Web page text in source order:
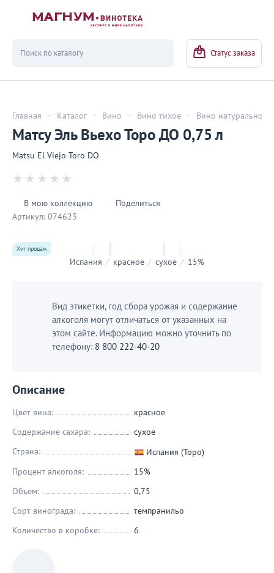
Статус заказа
Главная - Каталог - Вино - Вино тихое - Вино натуральное
Матсу Эль Вьехо Торо ДО 0,75 л
Matsu El Viejo Toro DO
В мою коллекцию
Поделиться
Артикул: 074623
Хит продаж
Испания / красное / сухое / 15%
Вид этикетки, год сбора урожая и содержание
алкоголя могут отличаться от указанных на
этом сайте. Информацию можно уточнить по
телефону: 8 800 222-40-20
Описание
Цвет вина:
красное
Содержание сахара:
сухое
Страна:
Испания (Торо)
Процент алкоголя:
15%
Объем:
0,75
Сорт винограда:
темпранильо
Количество в коробке:
6